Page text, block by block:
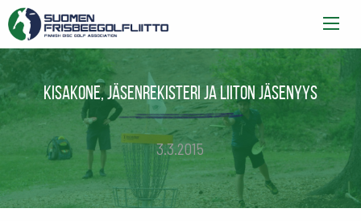
Kisakone, jäsenrekisteri ja liiton jäsenyys
3.3.2015